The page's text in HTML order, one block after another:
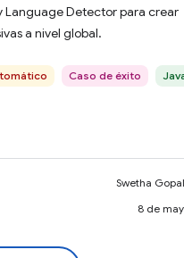
Language Detector para crear
a nivel global.
Caso de éxito
Swetha
8 de